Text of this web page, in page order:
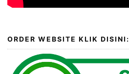
ORDER WEBSITE KLIK DISINI: